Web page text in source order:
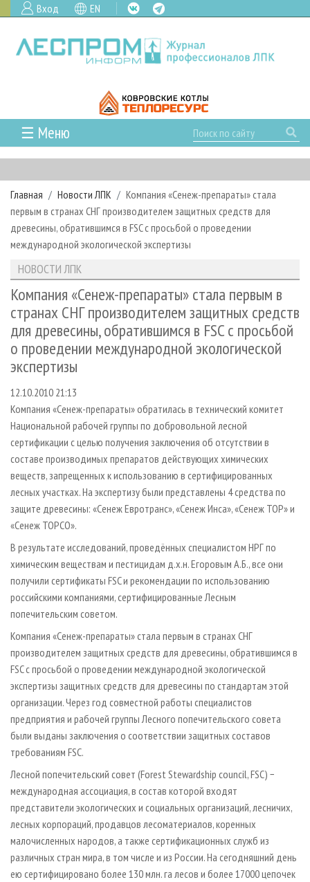
Вход EN
☰ Меню
ГЛАВНАЯ
РУБРИКИ И ТЕМЫ
РУБРИКИ ЖУРНАЛА
ЛЕСНОЕ ХОЗЯЙСТВО
ЛЕСОЗАГОТОВКА
ЛЕСОПИЛЕНИЕ
ДЕРЕВООБРАБОТКА
СУШКА ДРЕВЕСИНЫ
ПРОИЗВОДСТВО ДРЕВЕСНЫХ ПЛИТ
ДЕРЕВЯННОЕ ДОМОСТРОЕНИЕ
ПРОИЗВОДСТВО МЕБЕЛИ
БИОЭНЕРГЕТИКА
ЦБП
ИНСТРУМЕНТ И МАТЕРИАЛЫ
НОВОСТИ
КАЛЕНДАРЬ СОБЫТИЙ
НОВОСТИ ЛПК
НОВОСТИ ЖУРНАЛА
НОВОСТИ КОМПАНИЙ
ПРОЕКТЫ ЛПИ
АНАЛИТИКА
ПРЕДПРИЯТИЯ ЛПК
ЛЕСНЫЕ РЕГИОНЫ РОССИИ
ПЕРСОНЫ
МОБИЛЬНЫЕ ВЫСТАВКИ
ОФИЦИАЛЬНЫЕ ДЕЛЕГАЦИИ
ПРИОРИТЕТНЫЕ ИНВЕСТПРОЕКТЫ
RUSSIAN FORESTRY REVIEW
ГАЗЕТА ЛЕСПРОМФОРУМ
БИБЛИОТЕКА СПЕЦИАЛИСТА
АРХИВ
АРХИВ ЖУРНАЛОВ
СТАТЬИ
О ЖУРНАЛЕ
ПОДПИСКА
КОНТАКТЫ
РЕКЛАМОДАТЕЛЯМ
РЕКЛАМА
РЕКЛАМА НА САЙТЕ
Главная Новости ЛПК
Компания «Сенеж-препараты» стала
первым в странах СНГ производителем защитных средств для
древесины, обратившимся в FSC с просьбой о проведении
международной экологической экспертизы
НОВОСТИ ЛПК
Компания «Сенеж-препараты» стала первым в
странах СНГ производителем защитных средств
для древесины, обратившимся в FSC с просьбой
о проведении международной экологической
экспертизы
12.10.2010 21:13
Компания «Сенеж-препараты» обратилась в технический комитет
Национальной рабочей группы по добровольной лесной
сертификации с целью получения заключения об отсутствии в
составе производимых препаратов действующих химических
веществ, запрещенных к использованию в сертифицированных
лесных участках. На экспертизу были представлены 4 средства по
защите древесины: «Сенеж Евротранс», «Сенеж Инса», «Сенеж ТОР» и
«Сенеж ТОРСО».
В результате исследований, проведённых специалистом НРГ по
химическим веществам и пестицидам д.х.н. Егоровым А.Б., все они
получили сертификаты FSC и рекомендации по использованию
российскими компаниями, сертифицированные Лесным
попечительским советом.
Компания «Сенеж-препараты» стала первым в странах СНГ
производителем защитных средств для древесины, обратившимся в
FSC с просьбой о проведении международной экологической
экспертизы защитных средств для древесины по стандартам этой
организации. Через год совместной работы специалистов
предприятия и рабочей группы Лесного попечительского совета
были выданы заключения о соответствии защитных составов
требованиям FSC.
Лесной попечительский совет (Forest Stewardship council, FSC) −
международная ассоциация, в состав которой входят
представители экологических и социальных организаций, лесничих,
лесных корпораций, продавцов лесоматериалов, коренных
малочисленных народов, а также сертификационных служб из
различных стран мира, в том числе и из России. На сегодняшний день
ею сертифицировано более 130 млн. га лесов и более 17000 цепочек